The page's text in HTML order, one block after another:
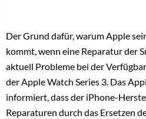
Der Grund dafür, warum Apple
kommt, wenn eine Reparatur der
aktuell Probleme bei der
der Apple Watch Series 3. Das
informiert, dass der iPhone-
Reparaturen durch das Ersetzen